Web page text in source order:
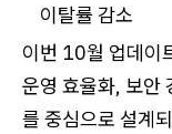
이탈률 감소
이번 10월 업데이
운영 효율화, 보안
를 중심으로 설계